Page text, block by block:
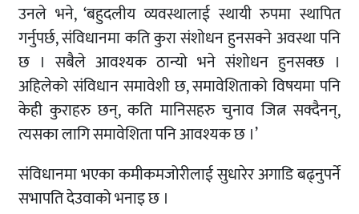
उनले भने, ‘बहुदलीय व्यवस्थालाई स्थायी रुपमा स्थापित
गर्नुपर्छ, संविधानमा कति कुरा संशोधन हुनसक्ने अवस्था पनि
छ । सबैले आवश्यक ठान्यो भने संशोधन हुनसक्छ ।
अहिलेको संविधान समावेशी छ, समावेशिताको विषयमा पनि
केही कुराहरु छन्, कति मानिसहरु चुनाव जित्न सक्दैनन्,
त्यसका लागि समावेशिता पनि आवश्यक छ ।’
संविधानमा भएका कमीकमजोरीलाई सुधारेर अगाडि बढ्नुपर्ने
सभापति देउवाको भनाइ छ ।